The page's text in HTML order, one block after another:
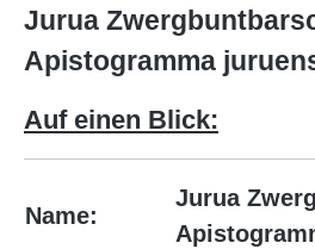
Jurua
Apistogramma
Auf einen Blick:
Name:
Jurua